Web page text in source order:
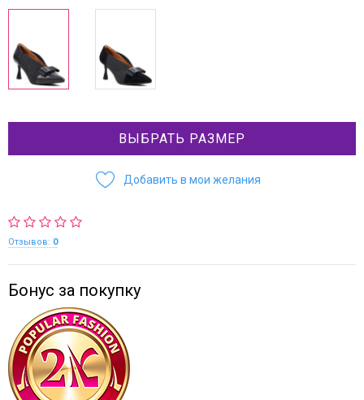
ВЫБРАТЬ РАЗМЕР
Добавить в мои желания
Отзывов: 0
Бонус за покупку